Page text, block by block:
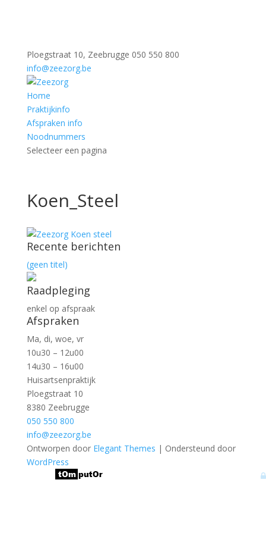
Ploegstraat 10, Zeebrugge 050 550 800
info@zeezorg.be
Home
Praktijkinfo
Afspraken info
Noodnummers
Selecteer een pagina
Koen_Steel
Recente berichten
(geen titel)
Raadpleging
enkel op afspraak
Afspraken
Ma, di, woe, vr
10u30 – 12u00
14u30 – 16u00
Huisartsenpraktijk
Ploegstraat 10
8380 Zeebrugge
050 550 800
info@zeezorg.be
Ontworpen door Elegant Themes | Ondersteund door
WordPress